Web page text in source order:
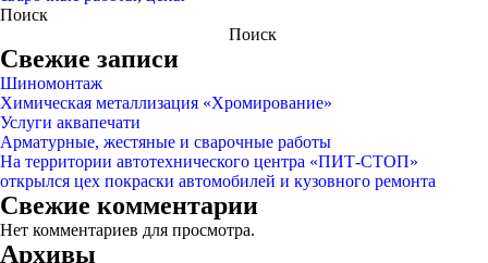
Поиск
Поиск
Свежие записи
Шиномонтаж
Химическая металлизация «Хромирование»
Услуги аквапечати
Арматурные, жестяные и сварочные работы
На территории автотехнического центра «ПИТ-СТОП»
открылся цех покраски автомобилей и кузовного ремонта
Свежие комментарии
Нет комментариев для просмотра.
Архивы